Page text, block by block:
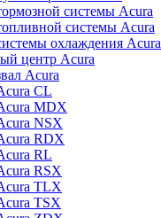
системы Acura
системы Acura
охлаждения Acura
центр Acura
Acura
CL
MDX
NSX
RDX
RL
RSX
TLX
TSX